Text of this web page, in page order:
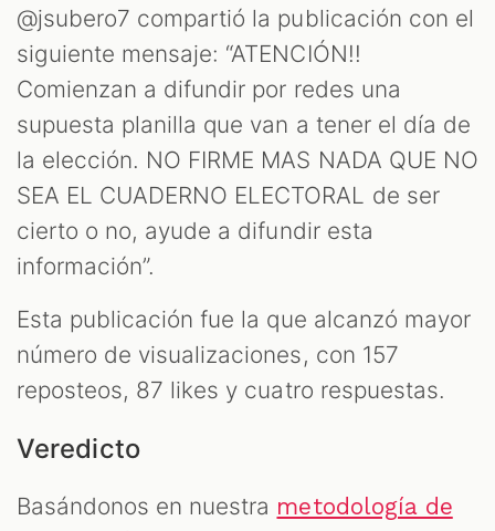
@jsubero7 compartió la publicación con el
siguiente mensaje: “ATENCIÓN!!
Comienzan a difundir por redes una
supuesta planilla que van a tener el día de
la elección. NO FIRME MAS NADA QUE NO
SEA EL CUADERNO ELECTORAL de ser
cierto o no, ayude a difundir esta
información”.
Esta publicación fue la que alcanzó mayor
número de visualizaciones, con 157
reposteos, 87 likes y cuatro respuestas.
Veredicto
Basándonos en nuestra metodología de